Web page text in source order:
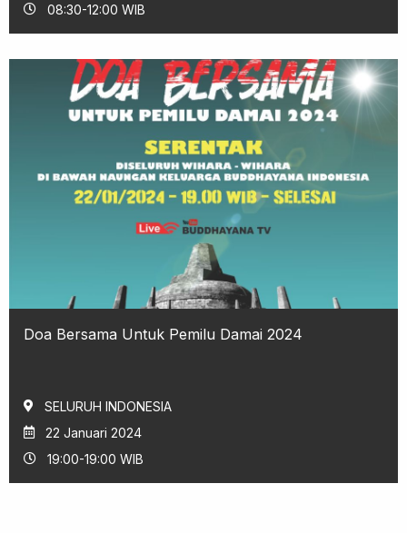
08:30-12:00 WIB
Doa Bersama Untuk Pemilu Damai 2024
SELURUH INDONESIA
22 Januari 2024
19:00-19:00 WIB